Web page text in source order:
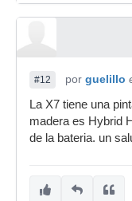
#12 por guelillo
La X7 tiene una
madera es Hybrid
de la bateria. un